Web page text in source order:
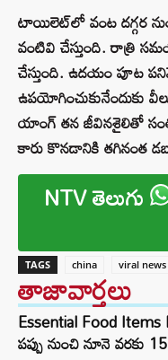
టాయిలె‌ట్‌లో వంట దగ్గర
వంటివి చేస్తుంది. రాత్రి
చేస్తుంది. ఉదయం పూట
ఉపయోగించుకునేందుకు
యాంగ్ తన జీవినశైలితో
కారు కొనడానికి తగినంత
NTV తెలుగు
TAGS china viral news
తాజావార్తలు
Essential Food Items
పప్పు నుంచి నూనె వరకు